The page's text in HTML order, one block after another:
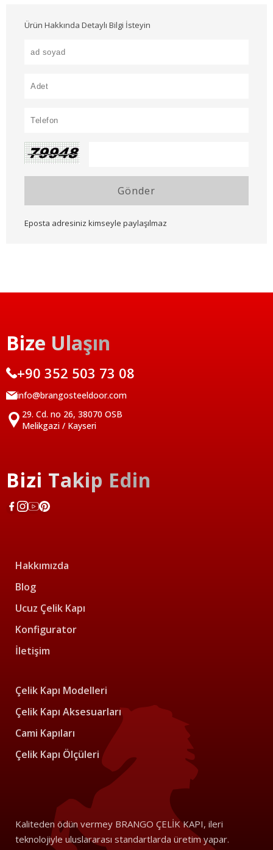
Ürün Hakkında Detaylı Bilgi İsteyin
Gönder
Eposta adresiniz kimseyle paylaşılmaz
Bize Ulaşın
+90 352 503 73 08
info@brangosteeldoor.com
29. Cd. no 26, 38070 OSB
Melikgazi / Kayseri
Bizi Takip Edin
Hakkımızda
Blog
Ucuz Çelik Kapı
Konfigurator
İletişim
Çelik Kapı Modelleri
Çelik Kapı Aksesuarları
Cami Kapıları
Çelik Kapı Ölçüleri
Kaliteden ödün vermey BRANGO ÇELİK KAPI, ileri
teknolojiyle uluslararası standartlarda üretim yapar.